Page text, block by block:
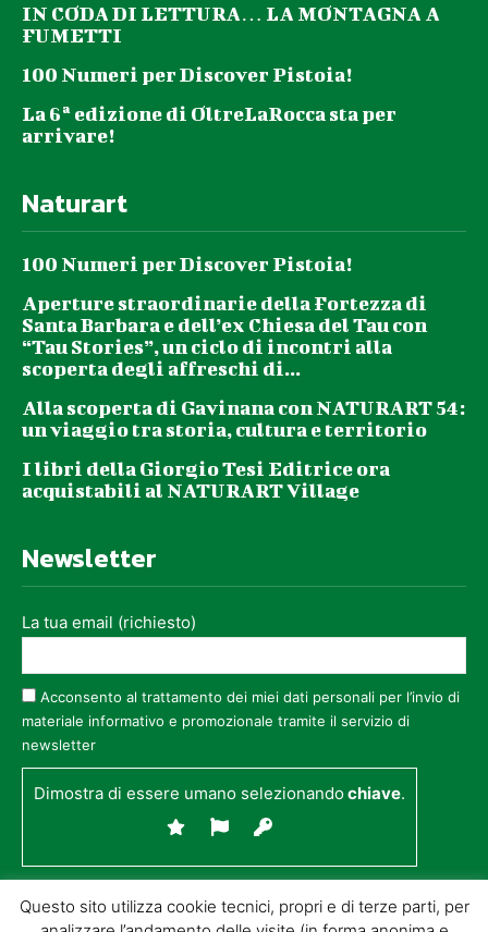
IN CODA DI LETTURA… LA MONTAGNA A
FUMETTI
100 Numeri per Discover Pistoia!
La 6ª edizione di OltreLaRocca sta per
arrivare!
Naturart
100 Numeri per Discover Pistoia!
Aperture straordinarie della Fortezza di
Santa Barbara e dell’ex Chiesa del Tau con
“Tau Stories”, un ciclo di incontri alla
scoperta degli affreschi di...
Alla scoperta di Gavinana con NATURART 54:
un viaggio tra storia, cultura e territorio
I libri della Giorgio Tesi Editrice ora
acquistabili al NATURART Village
Newsletter
La tua email (richiesto)
Acconsento al trattamento dei miei dati personali per l’invio di
materiale informativo e promozionale tramite il servizio di
newsletter
Dimostra di essere umano selezionandochiave.
Questo sito utilizza cookie tecnici, propri e di terze parti, per